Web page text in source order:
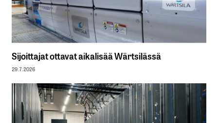
Sijoittajat ottavat aikalisää Wärtsilässä
29.7.2026